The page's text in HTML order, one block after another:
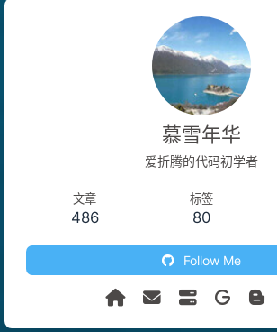
慕雪年华
爱折腾的代码初学者
文章
486
标签
80
Follow Me